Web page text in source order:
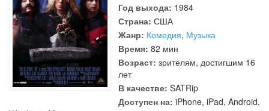
Год выхода: 1984
Страна: США
Жанр: Комедия, Музыка
Время: 82 мин
Возраст: зрителям, достигшим 16
лет
В качестве: SATRip
Доступен на: iPhone, iPad, Android,